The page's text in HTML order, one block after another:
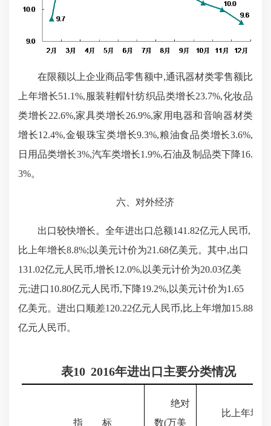
在限额以上企业商品零售额中,通讯器材类零售额比
上年增长51.1%,服装鞋帽针纺织品类增长23.7%,化妆品
类增长22.6%,家具类增长26.9%,家用电器和音响器材类
增长12.4%,金银珠宝类增长9.3%,粮油食品类增长3.6%,
日用品类增长3%,汽车类增长1.9%,石油及制品类下降16.
3%。
六、对外经济
出口较快增长。全年进出口总额141.82亿元人民币,
比上年增长8.8%; 以美元计价为21.68亿美元。其中,出口
131.02亿元人民币,增长12.0%,以美元计价为20.03亿美
元;进口10.80亿元人民币,下降19.2%,以美元计价为1.65
亿美元。进出口顺差120.22亿元人民币,比上年增加15.88
亿元人民币。
表10 2016年进出口主要分类情况
指 标
绝对
数(万美
比上年增长